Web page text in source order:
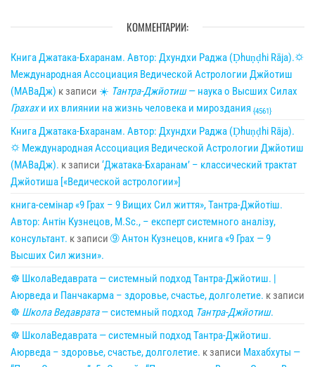
КОММЕНТАРИИ:
Книга Джатака-Бхаранам. Автор: Дхундхи Раджа (Ḍhuṇḍhi Rāja).🌣
Международная Ассоциация Ведической Астрологии Джйотиш
(МАВаДж) к записи ☀ Тантра-Джйотиш— наука о Высших Силах
Грахахи их влиянии на жизнь человека и мироздания {4561}
Книга Джатака-Бхаранам. Автор: Дхундхи Раджа (Ḍhuṇḍhi Rāja).
🌣 Международная Ассоциация Ведической Астрологии Джйотиш
(МАВаДж). к записи ‘Джатака-Бхаранам’ – классический трактат
Джйотиша [«Ведической астрологии»]
книга-семінар «9 Грах – 9 Вищих Сил життя», Тантра-Джйотіш.
Автор: Антін Кузнецов, M.Sc., – експерт системного аналізу,
консультант. к записи ➈ Антон Кузнецов, книга «9 Грах — 9
Высших Сил жизни».
☸ ШколаВедаврата — системный подход Тантра-Джйотиш. |
Аюрведа и Панчакарма – здоровье, счастье, долголетие. к записи
☸ Школа Ведаврата— системный подход Тантра-Джйотиш.
☸ ШколаВедаврата — системный подход Тантра-Джйотиш.
Аюрведа – здоровье, счастье, долголетие. к записи Махабхуты —